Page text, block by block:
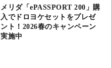
メリダ「ePASSPORT 200」購
入でドロヨケセットをプレゼ
ント！2026春のキャンペーン
実施中